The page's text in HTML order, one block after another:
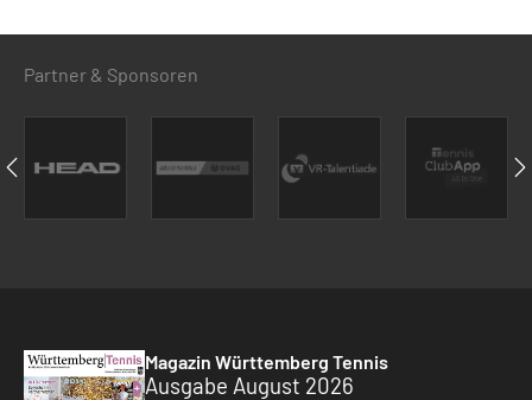
Partner & Sponsoren
Magazin Württemberg Tennis
Ausgabe August 2026